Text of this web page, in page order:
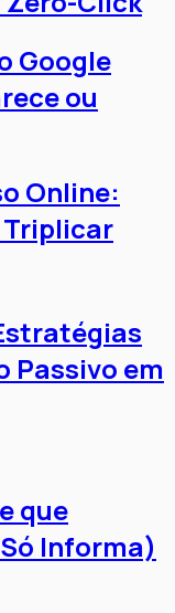
Google
ou
Online:
Triplicar
Passivo em
que
Informa)